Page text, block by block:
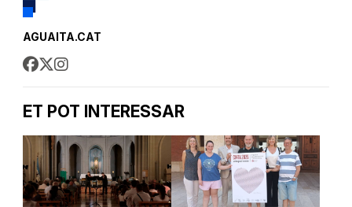
AGUAITA.CAT
ET POT INTERESSAR